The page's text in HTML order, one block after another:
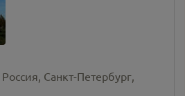
Россия, Санкт-Петербург,